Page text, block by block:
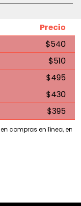
Precio
$540
$510
$495
$430
$395
compras en línea, en